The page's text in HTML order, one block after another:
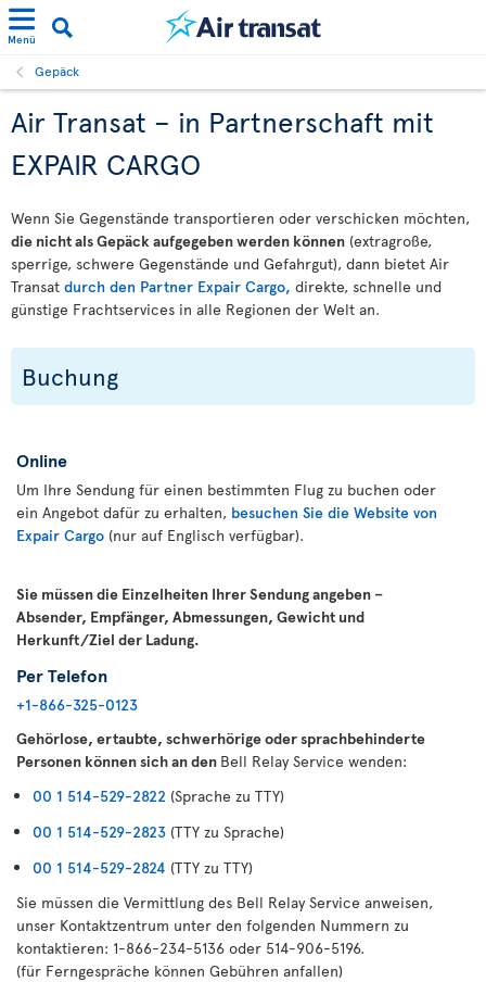
Menü
Gepäck
Air Transat – in Partnerschaft mit
EXPAIR CARGO
Wenn Sie Gegenstände transportieren oder verschicken möchten,
die nicht als Gepäck aufgegeben werden können (extragroße,
sperrige, schwere Gegenstände und Gefahrgut), dann bietet Air
Transat durch den Partner Expair Cargo, direkte, schnelle und
günstige Frachtservices in alle Regionen der Welt an.
Buchung
Online
Um Ihre Sendung für einen bestimmten Flug zu buchen oder
ein Angebot dafür zu erhalten, besuchen Sie die Website von
Expair Cargo (nur auf Englisch verfügbar).
Sie müssen die Einzelheiten Ihrer Sendung angeben –
Absender, Empfänger, Abmessungen, Gewicht und
Herkunft/Ziel der Ladung.
Per Telefon
+1-866-325-0123
Gehörlose, ertaubte, schwerhörige oder sprachbehinderte
Personen können sich an den Bell Relay Service wenden:
00 1 514-529-2822 (Sprache zu TTY)
00 1 514-529-2823 (TTY zu Sprache)
00 1 514-529-2824 (TTY zu TTY)
Sie müssen die Vermittlung des Bell Relay Service anweisen,
unser Kontaktzentrum unter den folgenden Nummern zu
kontaktieren: 1-866-234-5136 oder 514-906-5196.
(für Ferngespräche können Gebühren anfallen)